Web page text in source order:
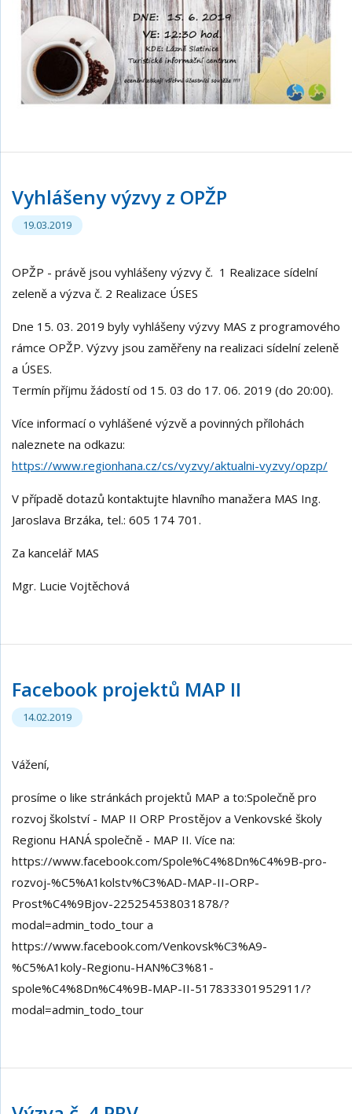
Vyhlášeny výzvy z OPŽP
19.03.2019
OPŽP - právě jsou vyhlášeny výzvy č. 1 Realizace sídelní
zeleně a výzva č. 2 Realizace ÚSES
Dne 15. 03. 2019 byly vyhlášeny výzvy MAS z programového
rámce OPŽP. Výzvy jsou zaměřeny na realizaci sídelní zeleně
a ÚSES.
Termín příjmu žádostí od 15. 03 do 17. 06. 2019 (do 20:00).
Více informací o vyhlášené výzvě a povinných přílohách
naleznete na odkazu:
https://www.regionhana.cz/cs/vyzvy/aktualni-vyzvy/opzp/
V případě dotazů kontaktujte hlavního manažera MAS Ing.
Jaroslava Brzáka, tel.: 605 174 701.
Za kancelář MAS
Mgr. Lucie Vojtěchová
Facebook projektů MAP II
14.02.2019
Vážení,
prosíme o like stránkách projektů MAP a to:Společně pro
rozvoj školství - MAP II ORP Prostějov a Venkovské školy
Regionu HANÁ společně - MAP II. Více na:
https://www.facebook.com/Spole%C4%8Dn%C4%9B-pro-
rozvoj-%C5%A1kolstv%C3%AD-MAP-II-ORP-
Prost%C4%9Bjov-225254538031878/?
modal=admin_todo_tour a
https://www.facebook.com/Venkovsk%C3%A9-
%C5%A1koly-Regionu-HAN%C3%81-
spole%C4%8Dn%C4%9B-MAP-II-517833301952911/?
modal=admin_todo_tour